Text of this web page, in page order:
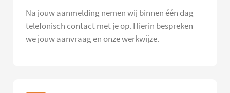
Na jouw aanmelding nemen wij binnen één dag
telefonisch contact met je op. Hierin bespreken
we jouw aanvraag en onze werkwijze.